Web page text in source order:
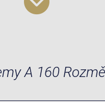
A 160